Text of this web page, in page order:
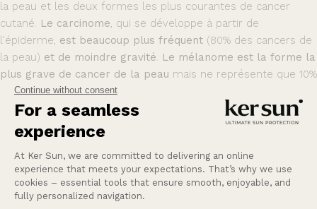
la peau et les deux formes les plus courantes de cancer
cutané. Le carcinome, qui se développe à partir de
l'épiderme, est beaucoup plus fréquent (80% des cancers de
la peau) et de moindre gravité. Le mélanome est la forme la
plus grave de cancer de la peau mais ne représente que 10%
des cas. Il peut apparaître au niveau d'un grain de beauté
existant ou dans une zone sans tache pigmentée
préexistante. Il est favorisé par une exposition excessive au
soleil ☀️ et a une forte dimension héréditaire. Tout
changement ou apparition d'une tache doit donc faire l'objet
d'une surveillance approfondie.